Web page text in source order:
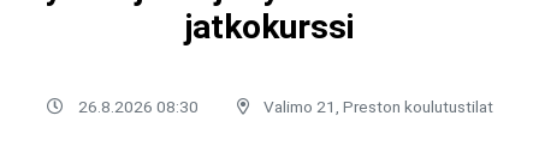
jatkokurssi
26.8.2026 08:30 Valimo 21, Preston koulutustilat